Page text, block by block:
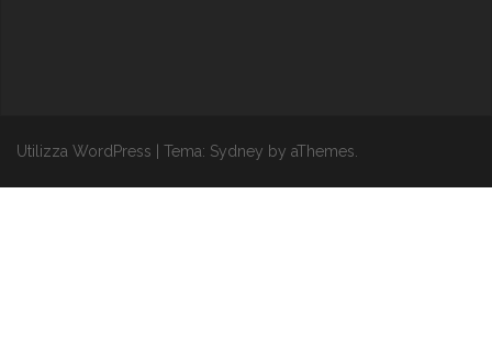
Utilizza WordPress Tema: Sydney by aThemes.